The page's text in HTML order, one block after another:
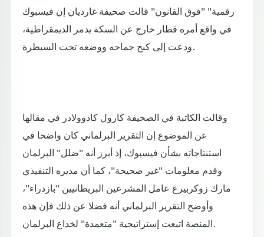
رقمية" "فوق القانون" قالت صحيفة غارديان إن فيسبوك
في واقع أمره قطار خارج عن السكة يدمر الديمقراطية،
ودعت إلى كبح جماحه ووضعه تحت السيطرة.
وقالت الكاتبة في الصحيفة كارول كادوولادر في مقالها
عن الموضوع إن التقرير البرلماني كان واضحا في
استنتاجاته بشأن فيسبوك، إذ أبرز أنه "ضلل" البرلمان
وقدم معلومات "غير صحيحة"، كما أن مديره التنفيذي
مارك زوكربيرغ عامل المشرعين البريطانيين "بازدراء"،
وأوضح التقرير البرلماني أنه فضلا عن ذلك فإن هذه
المنصة اتبعت إستراتيجية "متعمدة" لخداع البرلمان.